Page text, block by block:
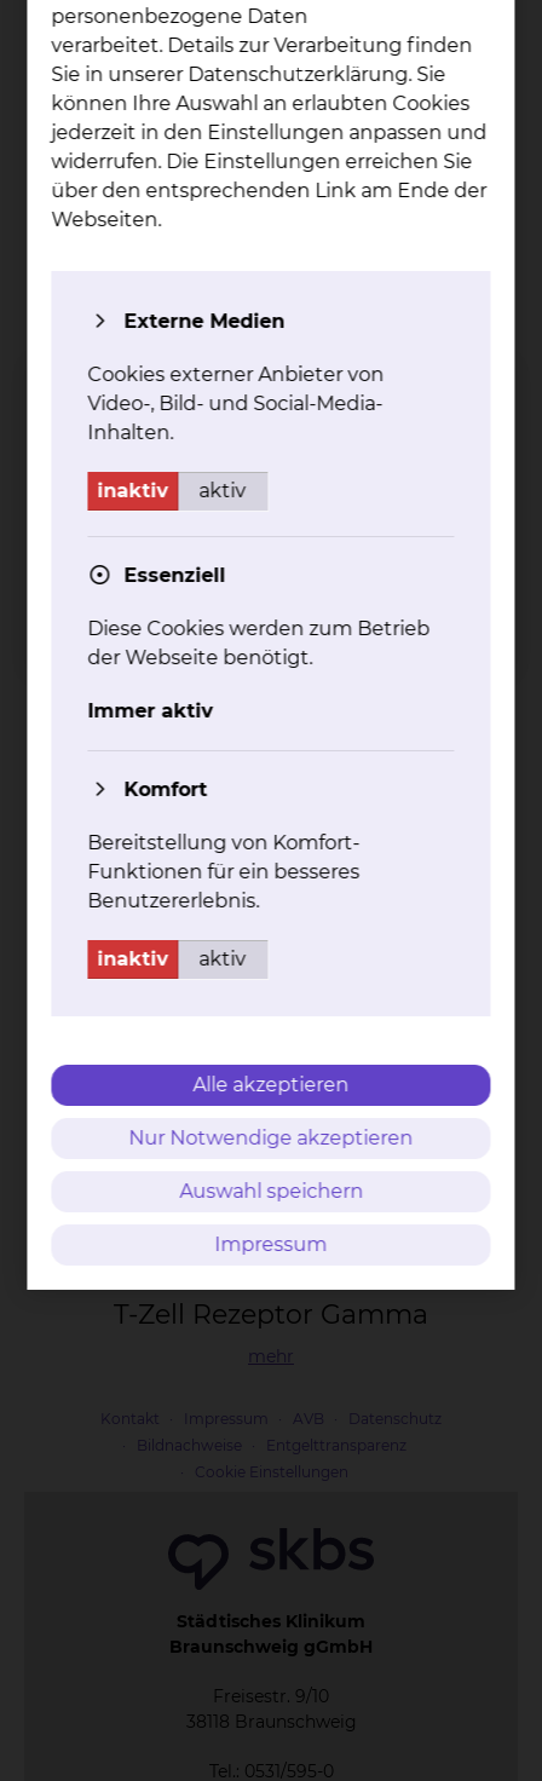
B-Zell Schwer­ket­ten­ge­ne
mehr
t (14;18) (q32;q21) BCL2-IGH
mehr
mehr
t(11;18) (q21;q21) API2-MALT1
Mu­ta­ti­on Myd88 L265P
T-Zell Re­zep­tor Gam­ma
mehr
Kontakt Impressum AVB
Datenschutz
Bildnachweise
Entgelttransparenz
Cookie Einstellungen
Städtisches Klinikum
Braunschweig gGmbH
Freisestr. 9/10
38118 Braunschweig
Tel.: 0531/595-0
personenbezogene Daten
verarbeitet. Details zur Verarbeitung finden
Sie in unserer Datenschutzerklärung. Sie
können Ihre Auswahl an erlaubten Cookies
jederzeit in den Einstellungen anpassen und
widerrufen. Die Einstellungen erreichen Sie
über den entsprechenden Link am Ende der
Webseiten.
Externe Medien
Cookies externer Anbieter von
Video-, Bild- und Social-Media-
Inhalten.
inaktiv aktiv
Essenziell
Diese Cookies werden zum Betrieb
der Webseite benötigt.
Immer aktiv
Komfort
Bereitstellung von Komfort-
Funktionen für ein besseres
Benutzererlebnis.
inaktiv aktiv
Alle akzeptieren
Nur Notwendige akzeptieren
Auswahl speichern
Impressum